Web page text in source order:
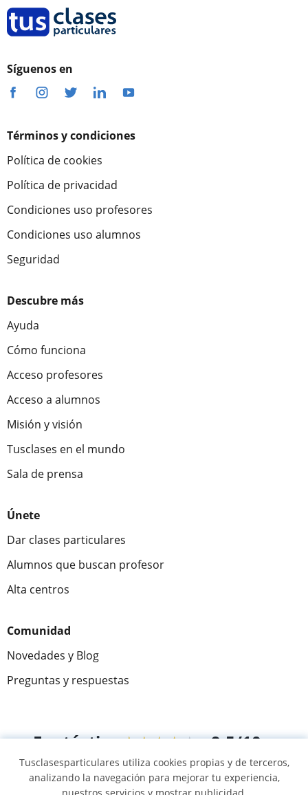
Síguenos en
Términos y condiciones
Política de cookies
Política de privacidad
Condiciones uso profesores
Condiciones uso alumnos
Seguridad
Descubre más
Ayuda
Cómo funciona
Acceso profesores
Acceso a alumnos
Misión y visión
Tusclases en el mundo
Sala de prensa
Únete
Dar clases particulares
Alumnos que buscan profesor
Alta centros
Comunidad
Novedades y Blog
Preguntas y respuestas
Fantástica★★★★★ 9,5/10
305915 opiniones de alumnos
Tusclasesparticulares utiliza cookies propias y de terceros,
analizando la navegación para mejorar tu experiencia,